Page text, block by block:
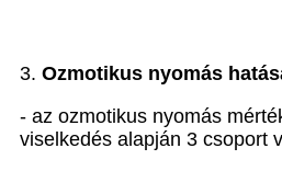
3. Ozmotikus nyomás
- az ozmotikus nyomás
viselkedés alapján 3 csoport